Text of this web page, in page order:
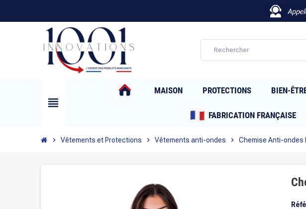
view_headline
MAISON PROTECTIONS BIEN-
FABRICATION FRANÇAISE
chevron_right Vêtements et Protections chevron_right Vêtements anti-ondes chevron_right Chemise Anti-ondes